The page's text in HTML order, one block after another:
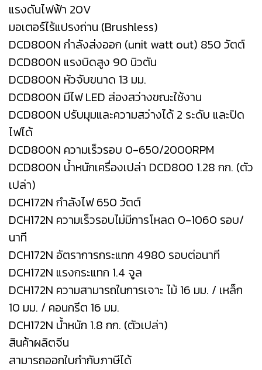
แรงดันไฟฟ้า 20V
มอเตอร์ไร้แปรงถ่าน (Brushless)
DCD800N กำลังส่งออก (unit watt out) 850 วัตต์
DCD800N แรงบิดสูง 90 นิวตัน
DCD800N หัวจับขนาด 13 มม.
DCD800N มีไฟ LED ส่องสว่างขณะใช้งาน
DCD800N ปรับมุมและความสว่างได้ 2 ระดับ และปิด
ไฟได้
DCD800N ความเร็วรอบ 0-650/2000RPM
DCD800N น้ำหนักเครื่องเปล่า DCD800 1.28 กก. (ตัว
เปล่า)
DCH172N กำลังไฟ 650 วัตต์
DCH172N ความเร็วรอบไม่มีการโหลด 0-1060 รอบ/
นาที
DCH172N อัตราการกระแทก 4980 รอบต่อนาที
DCH172N แรงกระแทก 1.4 จูล
DCH172N ความสามารถในการเจาะ ไม้ 16 มม. / เหล็ก
10 มม. / คอนกรีต 16 มม.
DCH172N น้ำหนัก 1.8 กก. (ตัวเปล่า)
สินค้าผลิตจีน
สามารถออกใบกำกับภาษีได้